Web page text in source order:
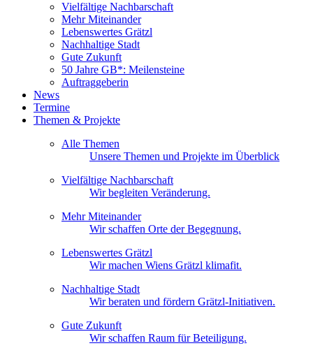
Vielfältige Nachbarschaft
Mehr Miteinander
Lebenswertes Grätzl
Nachhaltige Stadt
Gute Zukunft
50 Jahre GB*: Meilensteine
Auftraggeberin
News
Termine
Themen & Projekte
Alle Themen
Unsere Themen und Projekte im Überblick
Vielfältige Nachbarschaft
Wir begleiten Veränderung.
Mehr Miteinander
Wir schaffen Orte der Begegnung.
Lebenswertes Grätzl
Wir machen Wiens Grätzl klimafit.
Nachhaltige Stadt
Wir beraten und fördern Grätzl-Initiativen.
Gute Zukunft
Wir schaffen Raum für Beteiligung.